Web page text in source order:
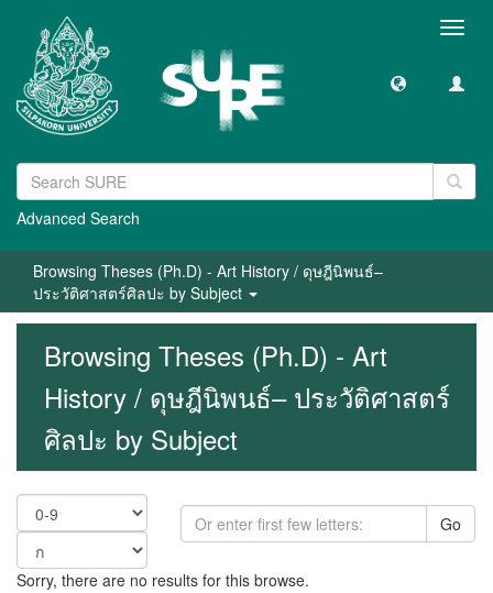
Advanced Search
Browsing Theses (Ph.D) - Art History / ดุษฎีนิพนธ์–
ประวัติศาสตร์ศิลปะ by Subject
Browsing Theses (Ph.D) - Art
History / ดุษฎีนิพนธ์– ประวัติศาสตร์
ศิลปะ by Subject
Go
Sorry, there are no results for this browse.